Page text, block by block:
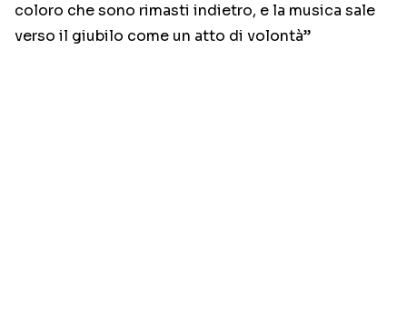
coloro che sono rimasti indietro, e la musica sale
verso il giubilo come un atto di volontà”